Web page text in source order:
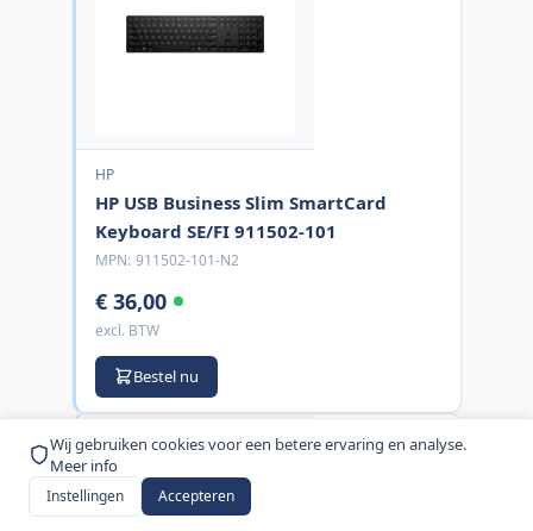
Wij gebruiken cookies voor een betere ervaring en analyse.
Meer info
Instellingen Accepteren
HP
HP USB Business Slim SmartCard
Keyboard SE/FI 911502-101
MPN: 911502-101-N2
€ 36,00
excl. BTW
Bestel nu